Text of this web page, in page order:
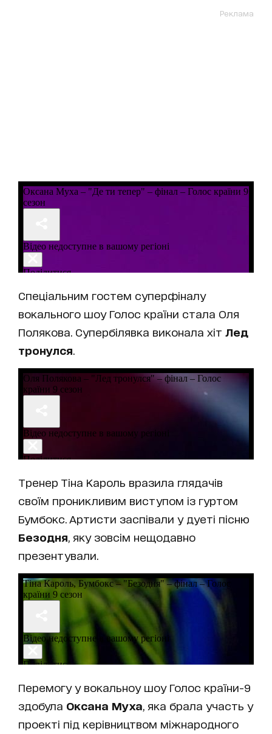
Реклама
Спеціальним гостем суперфіналу
вокального шоу Голос країни стала Оля
Полякова. Супербілявка виконала хіт Лед
тронулся
Тренер Тіна Кароль вразила глядачів
своїм проникливим виступом із гуртом
Бумбокс. Артисти заспівали у дуеті пісню
Безодня , яку зовсім нещодавно
презентували.
Перемогу у вокальноу шоу Голос країни-9
здобула Оксана Муха , яка брала участь у
проекті під керівництвом міжнародного